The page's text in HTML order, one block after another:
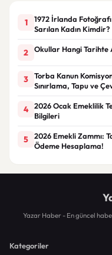
1
1972 İrlanda
Sarılan Kadın Kimdir?
2 Okullar Hangi Tarihte
3
Torba Kanun
Sınırlama, Tapu ve
4
2026 Ocak Emeklilik
Bilgileri
5
2026 Emekli Zammı:
Ödeme Hesaplama!
Yazar Haber - En güncel
Kategoriler